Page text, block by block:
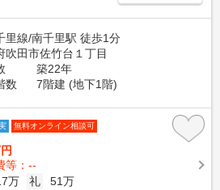
里線/南千里駅 徒歩1分
吹田市佐竹台１丁目
築22年
数
7階建 (地下1階)
無料オンライン相談可
等：--
万 礼
51万